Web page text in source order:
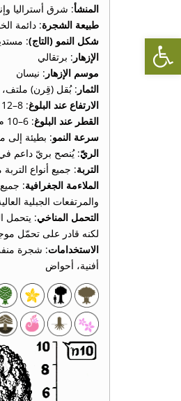
المنشأ: شرق أستراليا
طبيعة الشجرة: دائمة
شكل النمو (التاج):
الإزهار : برتقالي
موسم الإزهار : نيسان
الثمار : بُقل (قِرن) ملتف،
الارتفاع عند البلوغ: 8–12 م
القطر عند البلوغ: 6–10 م
سرعة النمو: بطيئة إلى
الريّ: يُنصح بريّ داعم
التربة: جميع أنواع التربة
الملاءمة الجغرافية: جميع
والمرتفعات الجبلية
التحمل المناخي: يتحمل
لكنه قادر على تحمّل
الاستخدامات: شجرة
أفنية، أحواض
Open toolbar